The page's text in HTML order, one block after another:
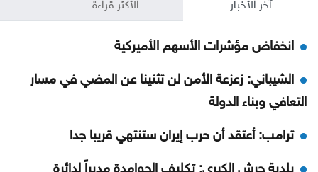
انخفاض مؤشرات الأسهم الأميركية
الشيباني: زعزعة الأمن لن تثنينا عن المضي في مسار
التعافي وبناء الدولة
ترامب: أعتقد أن حرب إيران ستنتهي قريبا جدا
بلدية جرش الكبرى: تكليف الحوامدة مديراً لدائرة